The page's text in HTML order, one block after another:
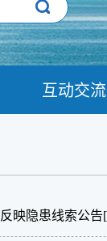
互动交流
映隐患线索公告